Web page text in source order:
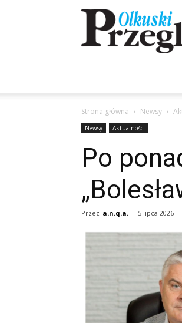
Przegląd
Olkuski
Strona główna Newsy
Newsy Aktualności
Po
Przez a.n.q.a. - 5 lipca 2026